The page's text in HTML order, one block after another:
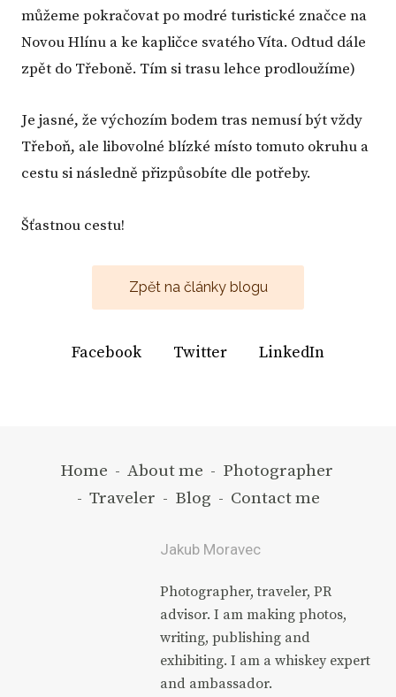
můžeme pokračovat po modré turistické značce na
Novou Hlínu a ke kapličce svatého Víta. Odtud dále
zpět do Třeboně. Tím si trasu lehce prodloužíme)
Je jasné, že výchozím bodem tras nemusí být vždy
Třeboň, ale libovolné blízké místo tomuto okruhu a
cestu si následně přizpůsobíte dle potřeby.
Šťastnou cestu!
Zpět na články blogu
Facebook Twitter LinkedIn
Home - About me - Photographer
- Traveler - Blog - Contact me
Jakub Moravec
Photographer, traveler, PR
advisor. I am making photos,
writing, publishing and
exhibiting. I am a whiskey expert
and ambassador.